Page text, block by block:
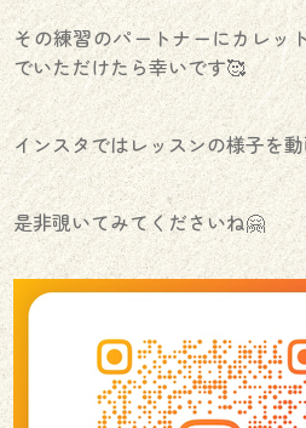
その練習のパートナーにカレッ
でいただけたら幸いです🥰
インスタではレッスンの様子を
是非覗いてみてくださいね🤗